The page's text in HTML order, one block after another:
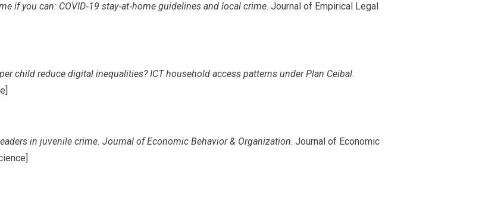
if you can: COVID‐19 stay‐at‐home guidelines and local crime. Journal of Empirical Legal
child reduce digital inequalities? ICT household access patterns under Plan Ceibal.
in juvenile crime. Journal of Economic Behavior & Organization. Journal of Economic